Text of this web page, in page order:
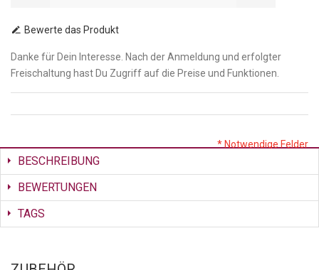
Bewerte das Produkt
Danke für Dein Interesse. Nach der Anmeldung und erfolgter
Freischaltung hast Du Zugriff auf die Preise und Funktionen.
* Notwendige Felder
BESCHREIBUNG
BEWERTUNGEN
TAGS